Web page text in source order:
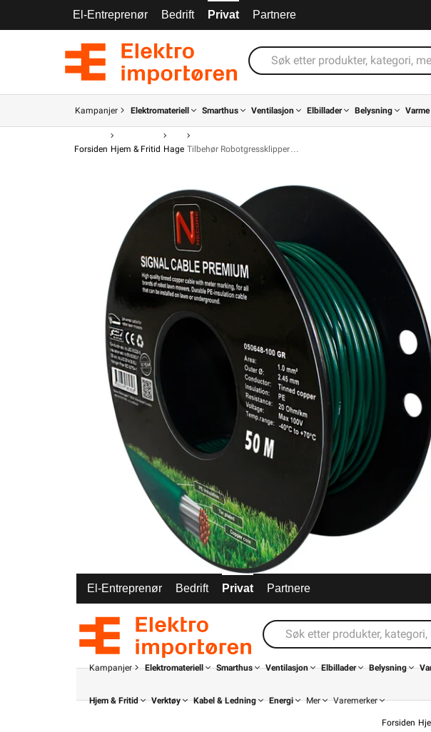
El-Entreprenør Bedrift Privat Partnere
Kampanjer Elektromateriell Smarthus Ventilasjon Elbillader Belysning Varme
Forsiden Hjem & Fritid Hage Tilbehør Robotgressklipper
El-Entreprenør Bedrift Privat Partnere
Kampanjer Elektromateriell Smarthus Ventilasjon Elbillader Belysning
Hjem & Fritid Verktøy Kabel & Ledning Energi Mer Varemerker
Forsiden